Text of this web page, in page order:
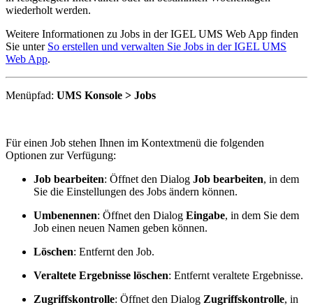
wiederholt werden.
Weitere Informationen zu Jobs in der IGEL UMS Web App finden
Sie unter So erstellen und verwalten Sie Jobs in der IGEL UMS
Web App.
Menüpfad: UMS Konsole > Jobs
Für einen Job stehen Ihnen im Kontextmenü die folgenden
Optionen zur Verfügung:
Job bearbeiten: Öffnet den Dialog Job bearbeiten, in dem
Sie die Einstellungen des Jobs ändern können.
Umbenennen: Öffnet den Dialog Eingabe, in dem Sie dem
Job einen neuen Namen geben können.
Löschen: Entfernt den Job.
Veraltete Ergebnisse löschen: Entfernt veraltete Ergebnisse.
Zugriffskontrolle: Öffnet den Dialog Zugriffskontrolle, in